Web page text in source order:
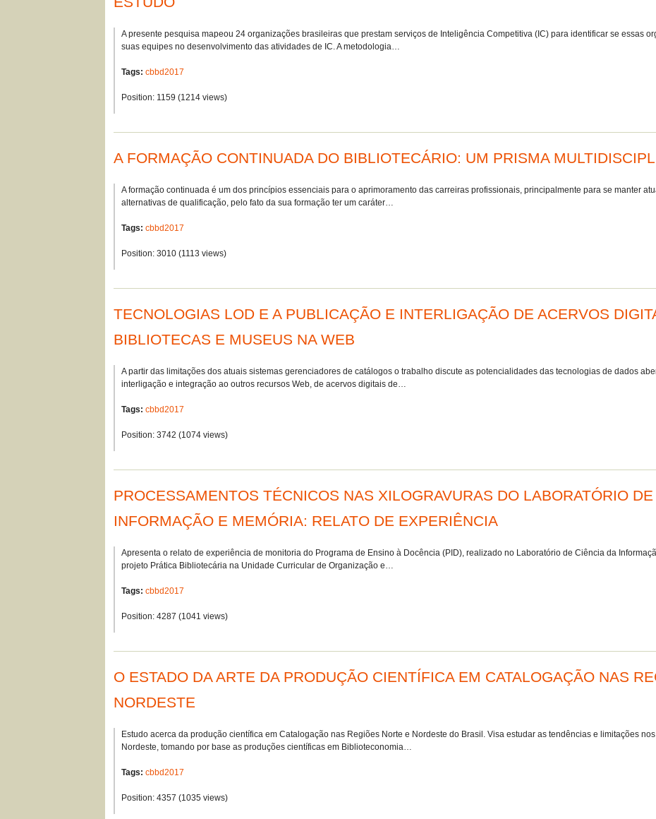
A presente pesquisa mapeou 24 organizações brasileiras que prestam serviços de Inteligência Competitiva (IC) para identificar se essas
suas equipes no desenvolvimento das atividades de IC. A metodologia…
Tags: cbbd2017
Position: 1159 (1214 views)
A FORMAÇÃO CONTINUADA DO BIBLIOTECÁRIO: UM PRISMA
A formação continuada é um dos princípios essenciais para o aprimoramento das carreiras profissionais, principalmente para se manter
alternativas de qualificação, pelo fato da sua formação ter um caráter…
Tags: cbbd2017
Position:3010 (1113 views)
TECNOLOGIAS LOD E A PUBLICAÇÃO E INTERLIGAÇÃO DE ACERVOS
BIBLIOTECAS E MUSEUS NA WEB
A partir das limitações dos atuais sistemas gerenciadores de catálogos o trabalho discute as potencialidades das tecnologias de dados
interligação e integração ao outros recursos Web, de acervos digitais de…
Tags: cbbd2017
Position:3742 (1074 views)
PROCESSAMENTOS TÉCNICOS NAS XILOGRAVURAS DO LABORATÓRIO
INFORMAÇÃO E MEMÓRIA: RELATO DE EXPERIÊNCIA
Apresenta o relato de experiência de monitoria do Programa de Ensino à Docência (PID), realizado no Laboratório de Ciência da
projeto Prática Bibliotecária na Unidade Curricular de Organização e…
Tags: cbbd2017
Position:4287 (1041 views)
O ESTADO DA ARTE DA PRODUÇÃO CIENTÍFICA EM CATALOGAÇÃO NAS
NORDESTE
Estudo acerca da produção científica em Catalogação nas Regiões Norte e Nordeste do Brasil. Visa estudar as tendências e limitações
Nordeste, tomando por base as produções científicas em Biblioteconomia…
Tags: cbbd2017
Position:4357 (1035 views)